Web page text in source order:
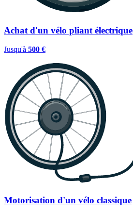
Achat d'un vélo pliant électrique
Jusqu'à 500 €
Motorisation d'un vélo classique